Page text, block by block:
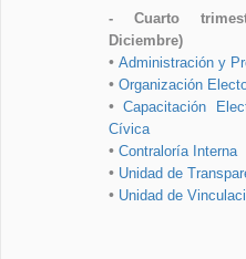
- Cuarto
Diciembre)
• Administración y
• Organización
•Capacitación
Cívica
• Contraloría Interna
• Unidad de
• Unidad de